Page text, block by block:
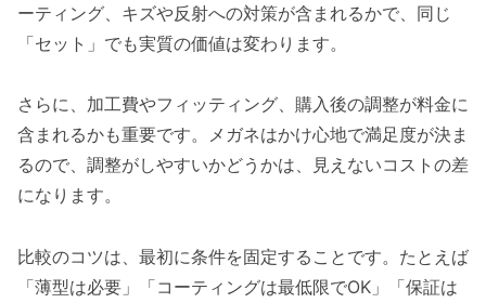
ーティング、キズや反射への対策が含まれるかで、同じ
「セット」でも実質の価値は変わります。
さらに、加工費やフィッティング、購入後の調整が料金に
含まれるかも重要です。メガネはかけ心地で満足度が決ま
るので、調整がしやすいかどうかは、見えないコストの差
になります。
比較のコツは、最初に条件を固定することです。たとえば
「薄型は必要」「コーティングは最低限でOK」「保証は